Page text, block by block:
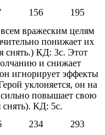
156
195
вражеским целям
понижает их
снять.) КД: 3с. Этот
и снижает
игнорирует эффекты
уклоняется, он на
повышает свою
снять). КД: 5с.
234
293